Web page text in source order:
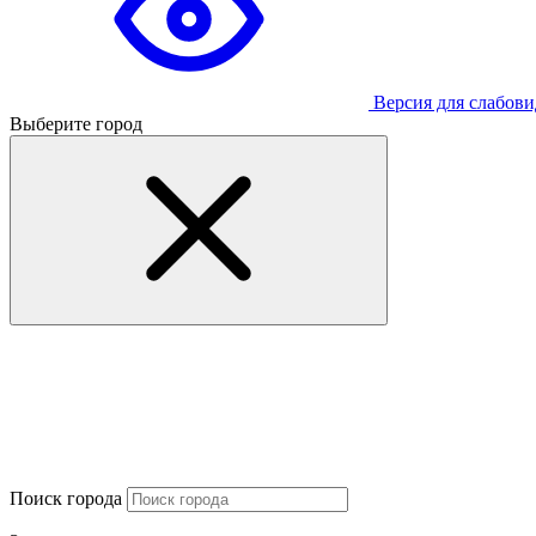
Версия для
Выберите город
Поиск города